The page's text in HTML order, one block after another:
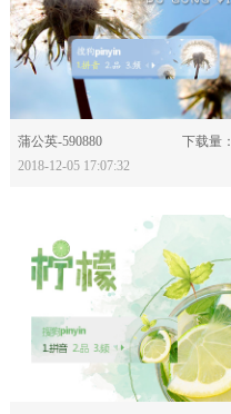
蒲公英-590880
下载量
2018-12-05 17:07:32